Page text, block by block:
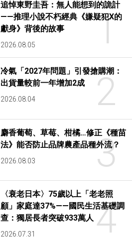
1
追悼東野圭吾：無人能想到的詭計
——推理小說不朽經典《嫌疑犯X的
獻身》背後的故事
2026.08.05
2
冷氣「2027年問題」引發搶購潮：
出貨量較前一年增加2成
2026.08.04
3
麝香葡萄、草莓、柑橘…修正《種苗
法》能否防止品牌農產品種外流？
2026.08.03
4
〈衰老日本〉75歲以上「老老照
顧」家庭達37%——國民生活基礎調
查：獨居長者突破933萬人
2026.07.31